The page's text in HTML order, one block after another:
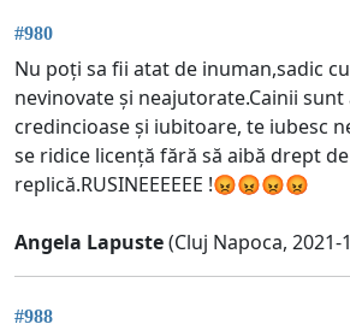
#980
Nu poți sa fii atat de inuman,sadic
nevinovate și neajutorate.Cainii sunt
credincioase și iubitoare, te iubesc
se ridice licență fără să aibă drept de
replică.RUSINEEEEEE !😡😡😡😡
Angela Lapuste(Cluj Napoca, 2021-
#988